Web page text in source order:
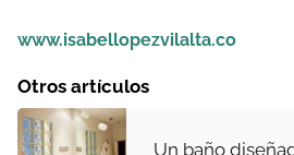
www.isabellopezvilalta.co
Otros artículos
Un baño